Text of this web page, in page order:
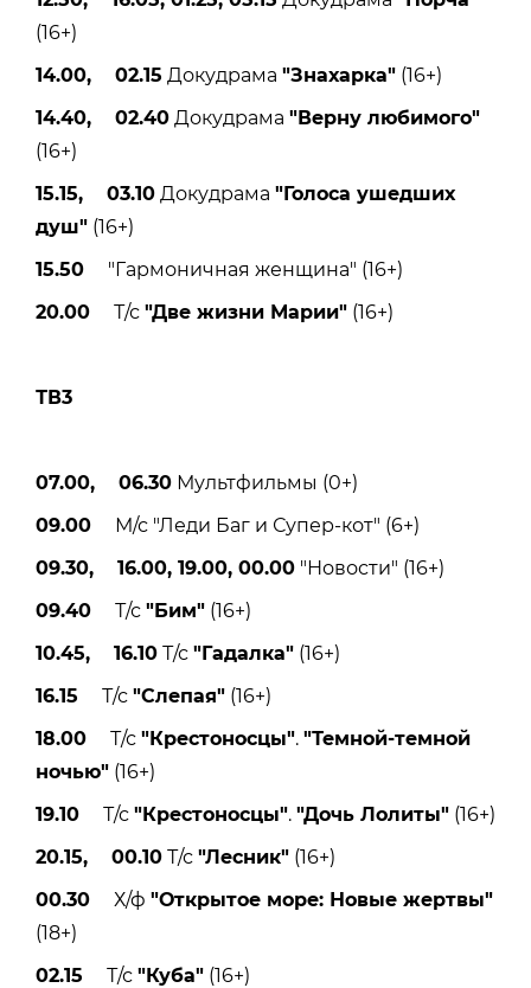
(16+)
14.00, 02.15 Докудрама "Знахарка" (16+)
14.40, 02.40 Докудрама "Верну любимого"
(16+)
15.15, 03.10 Докудрама "Голоса ушедших
душ" (16+)
15.50 "Гармоничная женщина" (16+)
20.00 Т/с "Две жизни Марии" (16+)
ТВ3
07.00, 06.30 Мультфильмы (0+)
09.00 М/с "Леди Баг и Супер-кот" (6+)
09.30, 16.00, 19.00, 00.00 "Новости" (16+)
09.40 Т/с "Бим" (16+)
10.45, 16.10 Т/с "Гадалка" (16+)
16.15 Т/с "Слепая" (16+)
18.00 Т/с "Крестоносцы". "Темной-темной
ночью" (16+)
19.10 Т/с "Крестоносцы". "Дочь Лолиты" (16+)
20.15, 00.10 Т/с "Лесник" (16+)
00.30 Х/ф "Открытое море: Новые жертвы"
(18+)
02.15 Т/с "Куба" (16+)